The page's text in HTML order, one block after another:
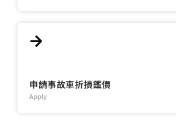
申請事故車折損鑑價
Apply